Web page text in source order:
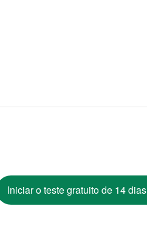
Iniciar o teste gratuito de 14 dias